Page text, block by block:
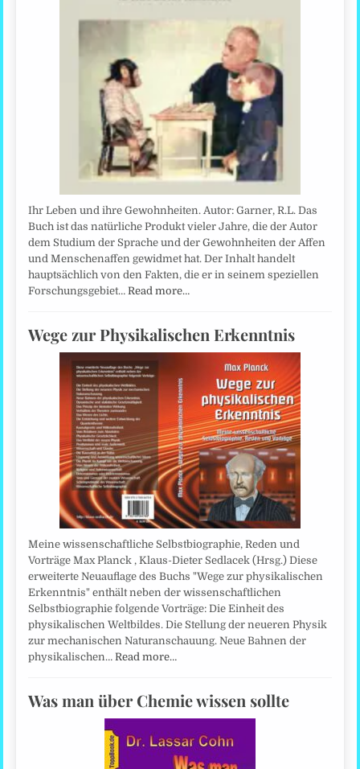
Ihr Leben und ihre Gewohnheiten. Autor: Garner, R.L. Das
Buch ist das natürliche Produkt vieler Jahre, die der Autor
dem Studium der Sprache und der Gewohnheiten der Affen
und Menschenaffen gewidmet hat. Der Inhalt handelt
hauptsächlich von den Fakten, die er in seinem speziellen
Forschungsgebiet…Read more…
Wege zur Physikalischen Erkenntnis
Meine wissenschaftliche Selbstbiographie, Reden und
Vorträge Max Planck , Klaus-Dieter Sedlacek (Hrsg.) Diese
erweiterte Neuauflage des Buchs "Wege zur physikalischen
Erkenntnis" enthält neben der wissenschaftlichen
Selbstbiographie folgende Vorträge: Die Einheit des
physikalischen Weltbildes. Die Stellung der neueren Physik
zur mechanischen Naturanschauung. Neue Bahnen der
physikalischen…Read more…
Was man über Chemie wissen sollte